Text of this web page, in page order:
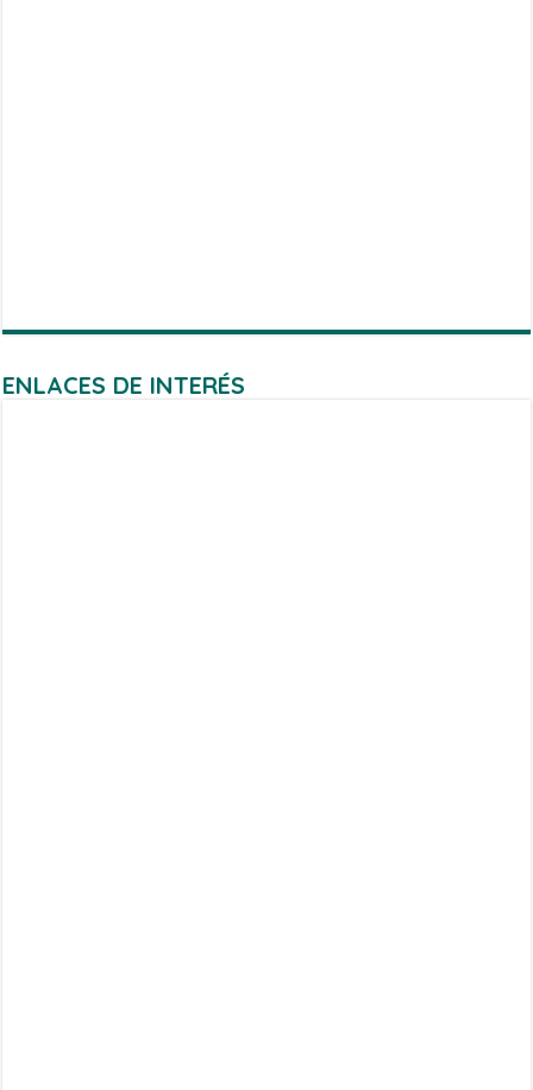
ENLACES DE INTERÉS